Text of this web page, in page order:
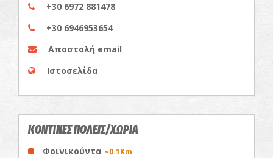
+30 6972 881478
+30 6946953654
Αποστολή email
Ιστοσελίδα
ΚΟΝΤΙΝΕΣ ΠΟΛΕΙΣ/ΧΩΡΙΑ
Φοινικούντα ~0.1Km